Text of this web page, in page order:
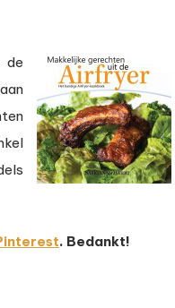
de
. Bedankt!